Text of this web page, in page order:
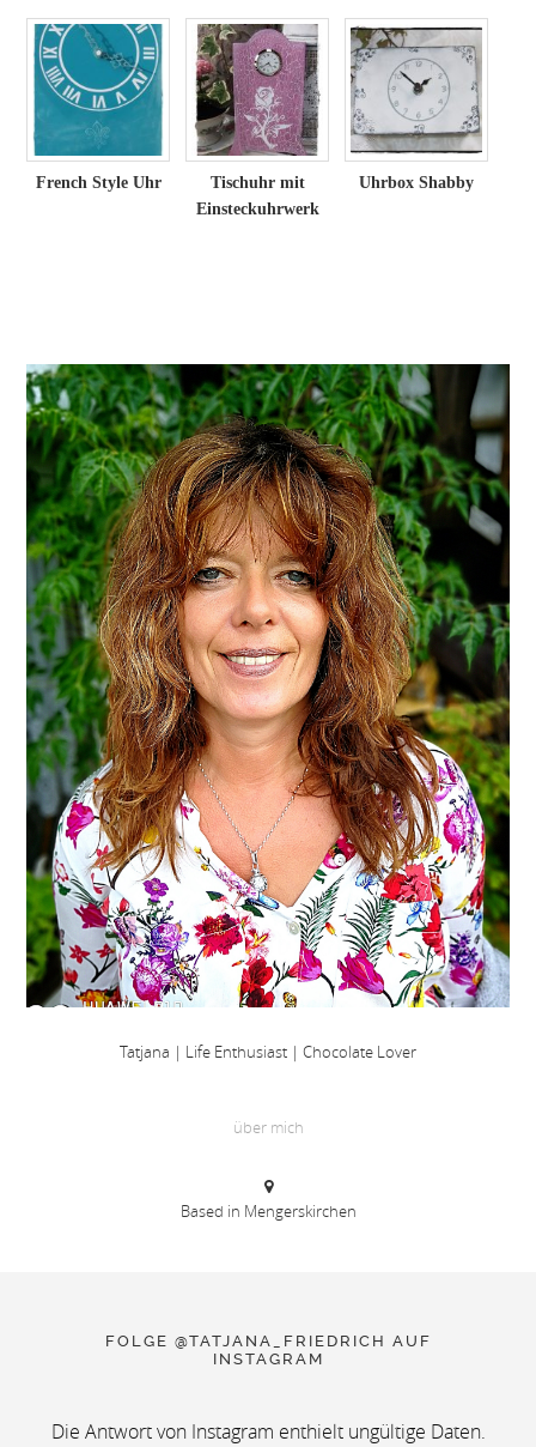
French Style Uhr
Tischuhr mit
Einsteckuhrwerk
Uhrbox Shabby
Tatjana | Life Enthusiast | Chocolate Lover
über mich
Based in Mengerskirchen
FOLGE @TATJANA_FRIEDRICH AUF
INSTAGRAM
Die Antwort von Instagram enthielt ungültige Daten.